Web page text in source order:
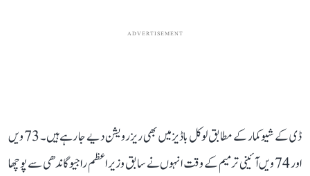
ADVERTISEMENT
ڈی کے شیو کمار کے مطابق لوکل باڈیز میں بھی ریزرویشن دیے جا رہے ہیں۔ 73 ویں
اور 74 ویں آئینی ترمیم کے وقت انہوں نے سابق وزیر اعظم راجیو گاندھی سے پوچھا